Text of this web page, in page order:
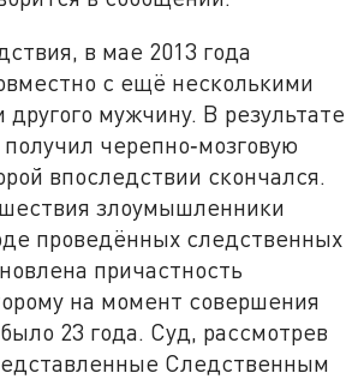
в мае 2013 года
с ещё несколькими
мужчину. В результате
черепно‑мозговую
впоследствии скончался.
злоумышленники
проведённых следственных
причастность
на момент совершения
23 года. Суд, рассмотрев
Следственным